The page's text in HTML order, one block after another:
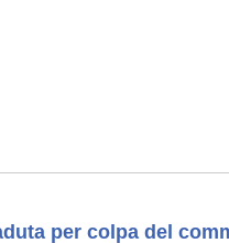
per colpa del